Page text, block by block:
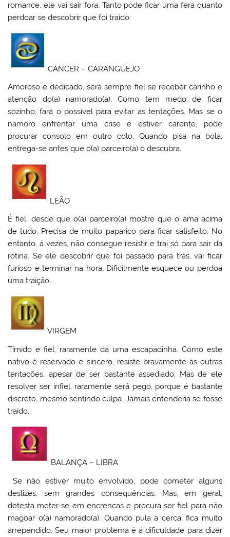
romance, ele vai sair fora. Tanto pode ficar uma fera quanto
perdoar se descobrir que foi traído.
CANCER – CARANGUEJO
Amoroso e dedicado, será sempre fiel se receber carinho e
atenção do(a) namorado(a). Como tem medo de ficar
sozinho, fará o possível para evitar as tentações. Mas se o
namoro enfrentar uma crise e estiver carente, pode
procurar consolo em outro colo. Quando pisa na bola,
entrega-se antes que o(a) parceiro(a) o descubra.
LEÃO
É fiel, desde que o(a) parceiro(a) mostre que o ama acima
de tudo. Precisa de muito paparico para ficar satisfeito. No
entanto, à vezes, não consegue resistir e trai só para sair da
rotina. Se ele descobrir que foi passado para trás, vai ficar
furioso e terminar na hora. Dificilmente esquece ou perdoa
uma traição.
VIRGEM
Tímido e fiel, raramente dá uma escapadinha. Como este
nativo é reservado e sincero, resiste bravamente às outras
tentações, apesar de ser bastante assediado. Mas de ele
resolver ser infiel, raramente será pego, porque é bastante
discreto, mesmo sentindo culpa. Jamais entenderia se fosse
traído.
BALANÇA – LIBRA
Se não estiver muito envolvido, pode cometer alguns
deslizes, sem grandes consequências. Mas, em geral,
detesta meter-se em encrencas e procura ser fiel para não
magoar o(a) namorado(a). Quando pula a cerca, fica muito
arrependido. Seu maior problema é a dificuldade para dizer